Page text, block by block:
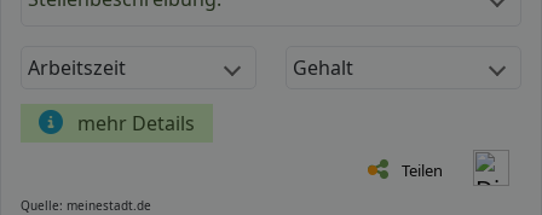
Arbeitszeit Gehalt
mehr Details
Teilen
Quelle: meinestadt.de